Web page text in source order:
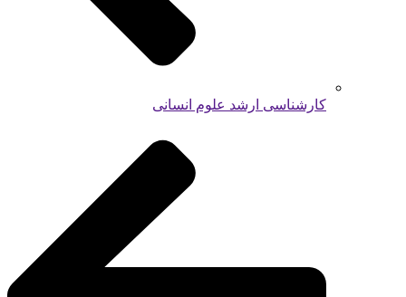
کارشناسی ارشد علوم انسانی